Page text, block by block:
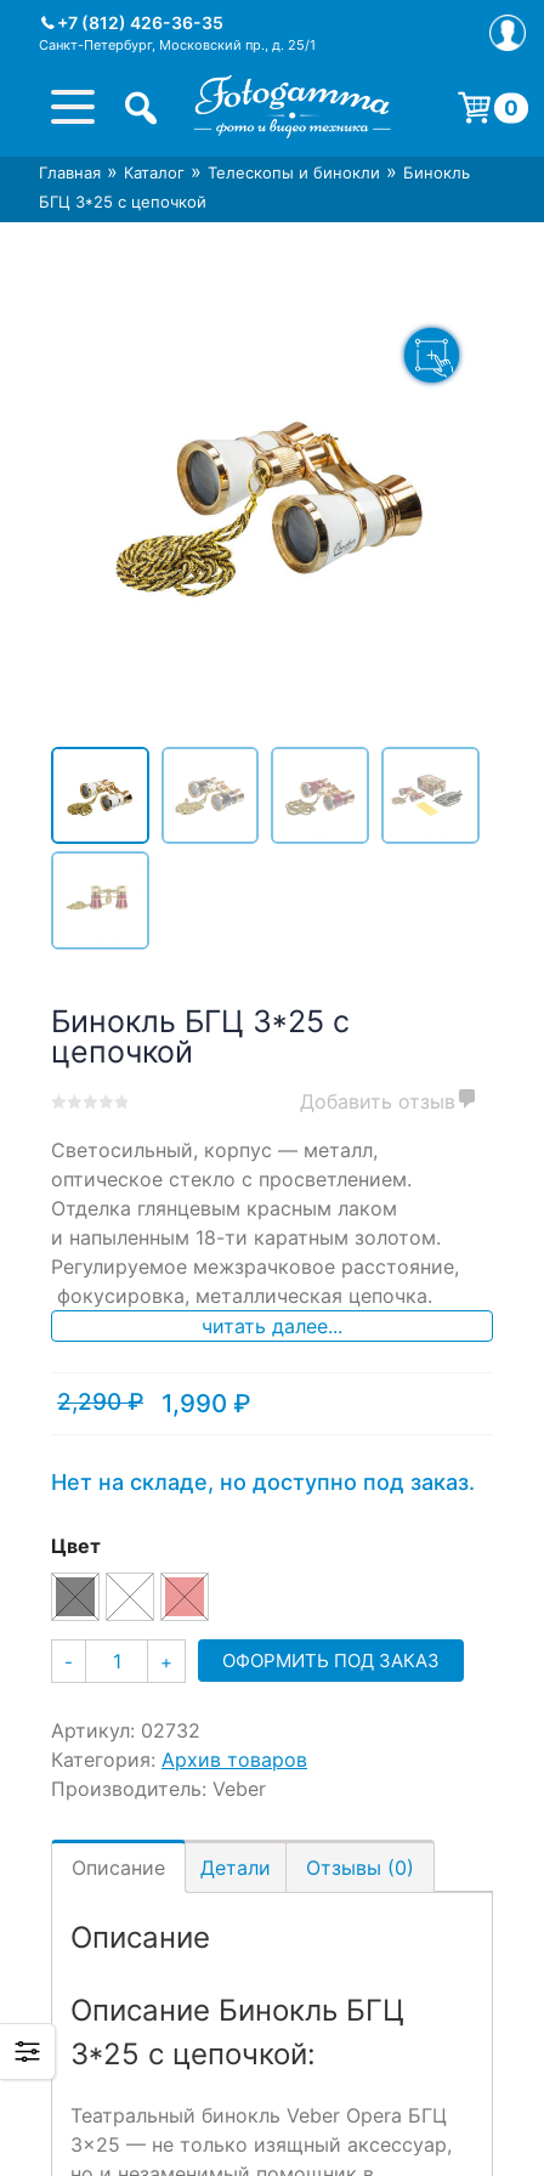
+7 (812) 426-36-35
Санкт-Петербург, Московский пр., д. 25/1
Интернет-магазин фототехники
Foto-Gamma в СПб
Магазин фотоаксессуаров foto-
gamma.ru
0
Корзина пуста.
Главная » Каталог » Телескопы и бинокли » Бинокль
БГЦ 3*25 с цепочкой
Бинокль БГЦ 3*25 с
цепочкой
out
on
customer
ratings
Добавить отзыв
Светосильный, корпус — металл,
оптическое стекло с просветлением.
Отделка глянцевым красным лаком
и напыленным 18-ти каратным золотом.
Регулируемое межзрачковое расстояние,
фокусировка, металлическая цепочка.
читать далее...
2,290₽
Первоначальная
2,290 ₽.
1,990 ₽
Текущая
Нет на складе, но доступно под заказ.
Цвет
- Количество
+ ОФОРМИТЬ ПОД ЗАКАЗ
Артикул: 02732
Категория: Архив товаров
Производитель: Veber
Описание Детали Отзывы (0)
Описание
Описание Бинокль БГЦ
3*25 с цепочкой:
Театральный бинокль Veber Opera БГЦ
3×25 — не только изящный аксессуар,